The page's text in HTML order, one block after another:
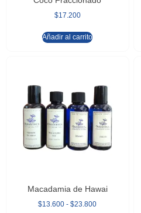
$17.200
Añadir al carrito
Macadamia de Hawai
$13.600 - $23.800